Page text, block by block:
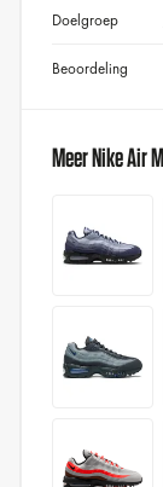
Doelgroep
Beoordeling
Meer Nike Air